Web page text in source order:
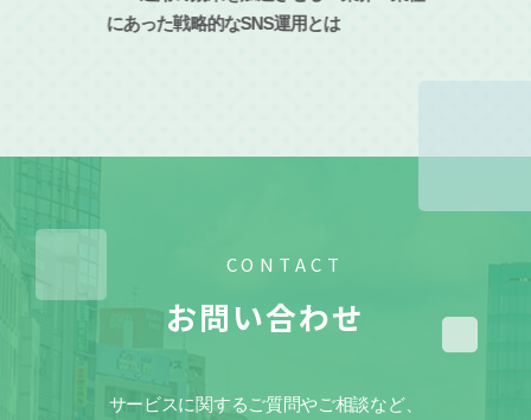
代行で新規顧客を獲得！
CONTACT
お問い合わせ
サービスに関するご質問やご相談など、